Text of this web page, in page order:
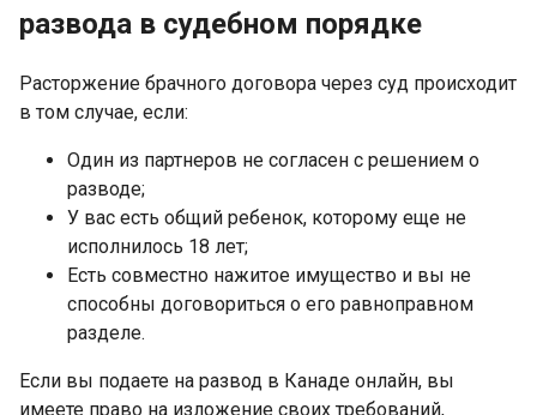
развода в судебном порядке
Расторжение брачного договора через суд происходит
в том случае, если:
Один из партнеров не согласен с решением о
разводе;
У вас есть общий ребенок, которому еще не
исполнилось 18 лет;
Есть совместно нажитое имущество и вы не
способны договориться о его равноправном
разделе.
Если вы подаете на развод в Канаде онлайн, вы
имеете право на изложение своих требований,